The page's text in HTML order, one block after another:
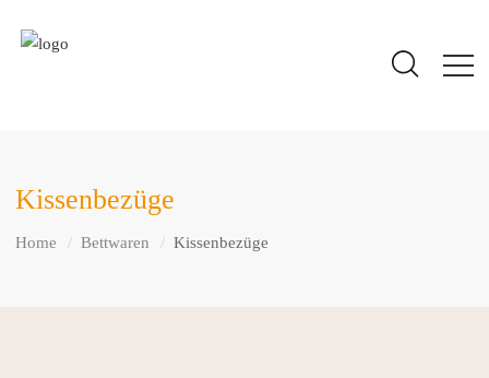
Kissenbezüge
Home Bettwaren Kissenbezüge